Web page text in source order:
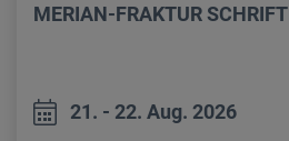
MERIAN-FRAKTUR SCHRIFT
21. - 22. Aug. 2026